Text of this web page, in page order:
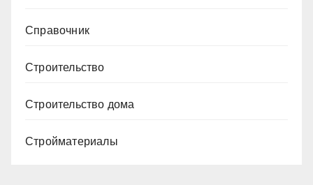
Справочник
Строительство
Строительство дома
Стройматериалы